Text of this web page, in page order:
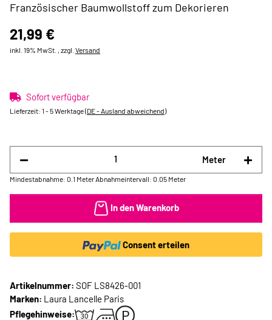
Französischer Baumwollstoff zum Dekorieren
21,99 €
inkl. 19% MwSt. , zzgl. Versand
Sofort verfügbar
Lieferzeit: 1 - 5 Werktage(DE - Ausland abweichend)
Meter
Mindestabnahme: 0.1 Meter Abnahmeintervall: 0.05 Meter
In den Warenkorb
Consent erteilen
Artikelnummer: SOF LS8426-001
Marken: Laura Lancelle Paris
Pflegehinweise: